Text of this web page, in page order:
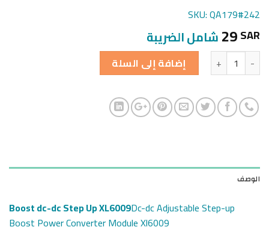
SKU: QA179#242
29SAR شامل الضريبة
الكمية إضافة إلى السلة
الوصف
Boost dc-dc Step Up XL6009Dc-dc Adjustable Step-up
Boost Power Converter Module Xl6009